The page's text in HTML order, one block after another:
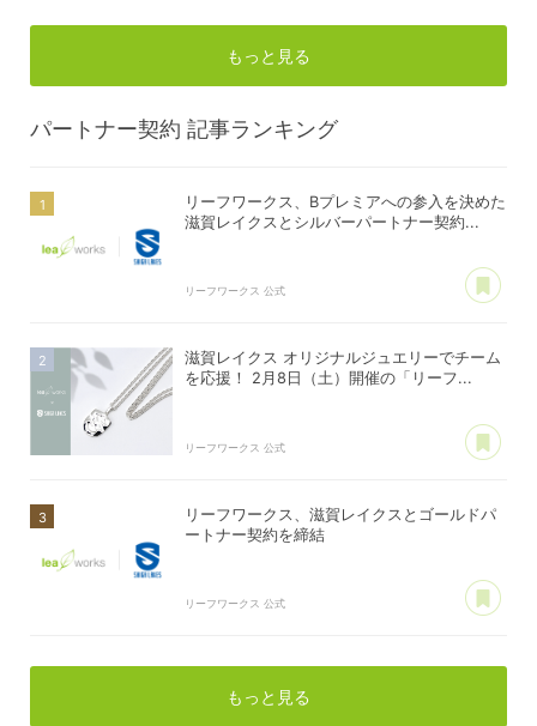
もっと見る
パートナー契約 記事ランキング
リーフワークス、Bプレミアへの参入を決めた
滋賀レイクスとシルバーパートナー契約...
リーフワークス 公式
滋賀レイクス オリジナルジュエリーでチーム
を応援！ 2月8日（土）開催の「リーフ...
リーフワークス 公式
リーフワークス、滋賀レイクスとゴールドパ
ートナー契約を締結
リーフワークス 公式
もっと見る